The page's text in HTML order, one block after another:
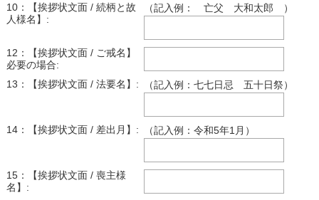
10：【挨拶状文面 / 続柄と故
人様名】:
（記入例： 亡父 大和太郎 ）
12：【挨拶状文面 / ご戒名】
必要の場合:
13：【挨拶状文面 / 法要名】:
（記入例：七七日忌 五十日祭）
14：【挨拶状文面 / 差出月】: （記入例：令和5年1月）
15：【挨拶状文面 / 喪主様
名】: